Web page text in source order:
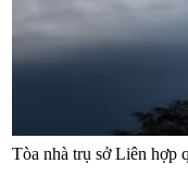
Tòa nhà trụ sở Liên hợp